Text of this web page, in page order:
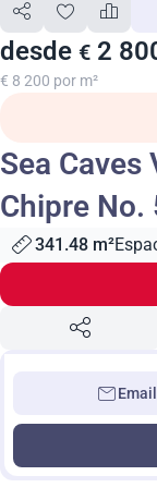
desde € 2
€ 8 200 por m²
Sea Caves
Chipre No.
341.48 m²
Email